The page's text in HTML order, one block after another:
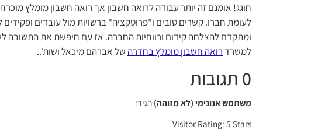
חוגג! אומנם זה יותר עבודה לרואה חשבון אך רואה חשבון מומלץ
לעומת חברו. קשרים טובים ו"פרוטקציה" ברשויות מול עובדים
למשרד רואה חשבון מומלץ בחדרה של אברהם מיכאל ושות'..
0 תגובות
משתמש אנונימי (לא מזוהה) הגיב:
Visitor Rating: 5 Stars